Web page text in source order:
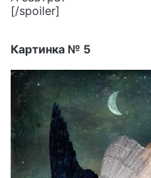
[/spoiler]
Картинка № 5